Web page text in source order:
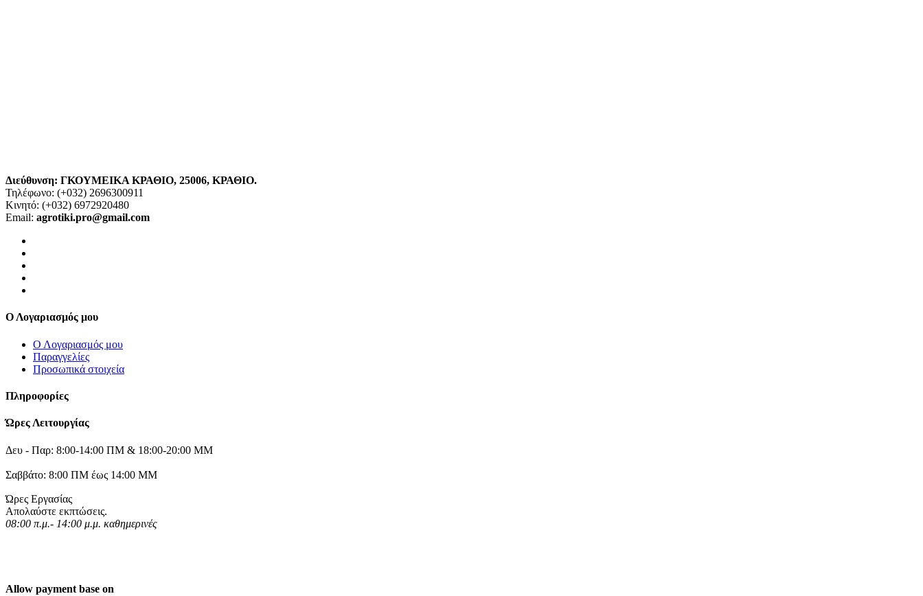
Διεύθυνση: ΓΚΟΥΜΕΙΚΑ ΚΡΑΘΙΟ, 25006, ΚΡΑΘΙΟ.
Τηλέφωνο: (+032) 2696300911
Κινητό: (+032) 6972920480
Email: agrotiki.pro@gmail.com
Ο Λογαριασμός μου
Ο Λογαριασμός μου
Παραγγελίες
Προσωπικά στοιχεία
Πληροφορίες
Ώρες Λειτουργίας
Δευ - Παρ: 8:00-14:00 ΠΜ & 18:00-20:00 ΜΜ
Σαββάτο: 8:00 ΠΜ έως 14:00 ΜΜ
Ώρες Εργασίας
Απολαύστε εκπτώσεις.
08:00 π.μ.- 14:00 μ.μ. καθημερινές
Allow payment base on